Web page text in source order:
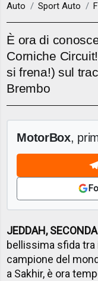
Auto Sport Auto
È ora di
Corniche
si frena!) sul
Brembo
MotorBox,
JEDDAH,
bellissima sfida tra
campione del
a Sakhir, è ora